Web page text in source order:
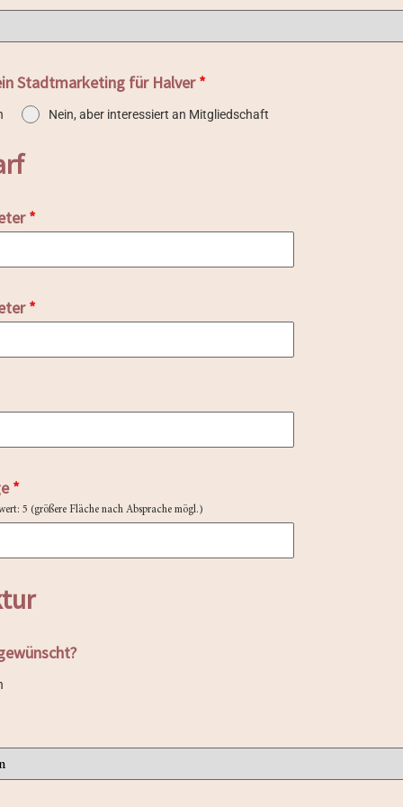
Stadtmarketing für Halver*
Nein, aber interessiert an Mitgliedschaft
*
*
*
5 (größere Fläche nach Absprache mögl.)